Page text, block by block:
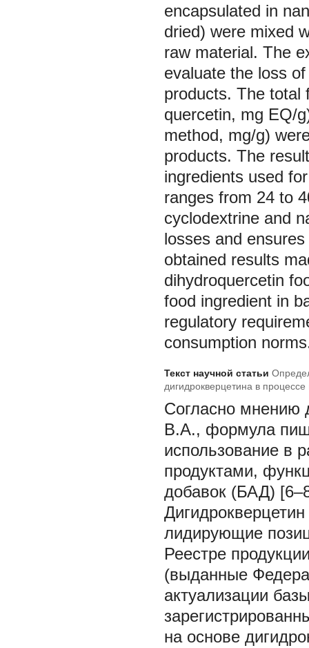
encapsulated in
dried) were mixed
raw material. The
evaluate the loss
products. The total
quercetin, mg EQ/
method, mg/g)
products. The
ingredients used
ranges from 24 to
cyclodextrine and
losses and
obtained results
dihydroquercetin
food ingredient in
regulatory
consumption
Текст научной статьи
дигидрокверцетина в
Согласно мнению
В.А., формула
использование в
продуктами,
добавок (БАД)
лидирующие
Реестре
(выданные
актуализации
на основе